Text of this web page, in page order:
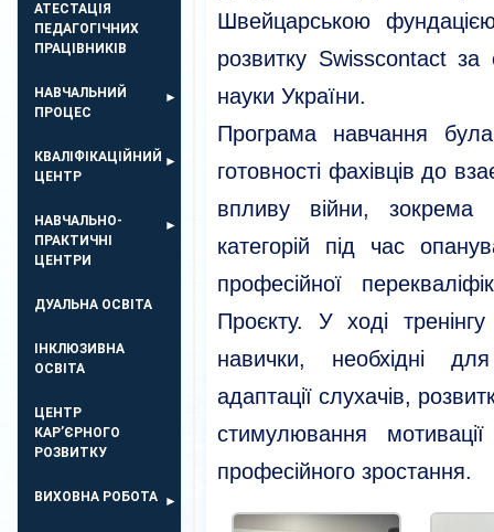
АТЕСТАЦІЯ
ПЕДАГОГІЧНИХ
ПРАЦІВНИКІВ
НАВЧАЛЬНИЙ
ПРОЦЕС
КВАЛІФІКАЦІЙНИЙ
ЦЕНТР
НАВЧАЛЬНО-
ПРАКТИЧНІ
ЦЕНТРИ
ДУАЛЬНА ОСВІТА
ІНКЛЮЗИВНА
ОСВІТА
ЦЕНТР
КАР’ЄРНОГО
РОЗВИТКУ
ВИХОВНА РОБОТА
Швейцарською фундацією
розвитку Swisscontact за
науки України.
Програма навчання
готовності фахівців до
впливу війни, зокрема
категорій під час
професійної
Проєкту. У ході
навички, необхідні для
адаптації слухачів,
стимулювання
професійного зростання.